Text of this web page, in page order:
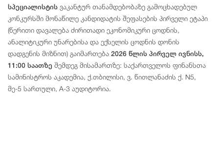
სპეციალისტის ვაკანტურ თანამდებობაზე გამოცხადებულ
კონკურსში მონაწილე კანდიდატის შეფასების პირველი ეტაპი
(წერითი დავალება ძირითადი ეკონომიკური ცოდნის,
ანალიტიკური უნარებისა და ექსელის ცოდნის დონის
დადგენის მიზნით) გაიმართება 2026 წლის პირველ ივნისს,
11:00 საათზე შემდეგ მისამართზე: საქართველოს ფინანსთა
სამინისტროს აკადემია, ქ.თბილისი, ვ. წითლანაძის ქ. N5,
მე-5 სართული, A-3 აუდიტორია.